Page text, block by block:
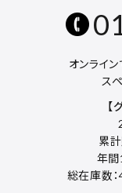
オンライ
ス
【
累
年間
総在庫数